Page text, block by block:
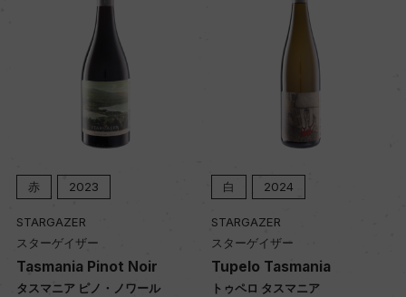
赤 2023
STARGAZER
スターゲイザー
Tasmania Pinot Noir
タスマニア ピノ・ノワール
白 2024
STARGAZER
スターゲイザー
Tupelo Tasmania
トゥペロ タスマニア